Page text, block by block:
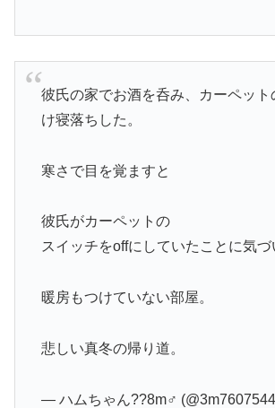
彼氏の家でお酒を呑み、カーペット
け寝落ちした。
寒さで目を覚ますと
彼氏がカーペットの
スイッチをoffにしていたことに気づ
暖房もつけていない部屋。
悲しい真冬の帰り道。
— ハムちゃん??8m♂